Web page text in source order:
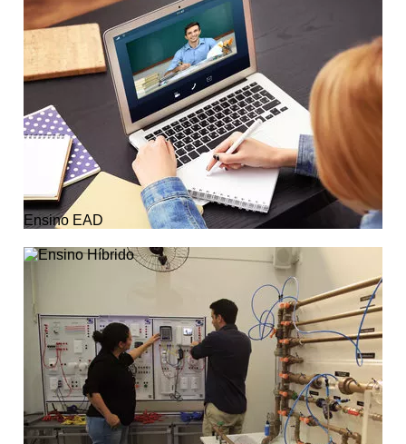
Ensino EAD